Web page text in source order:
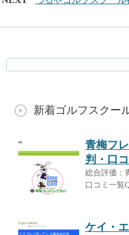
新着ゴルフスクー
青梅フ
判・口
総合評価：
口コミ一覧
ケイ・